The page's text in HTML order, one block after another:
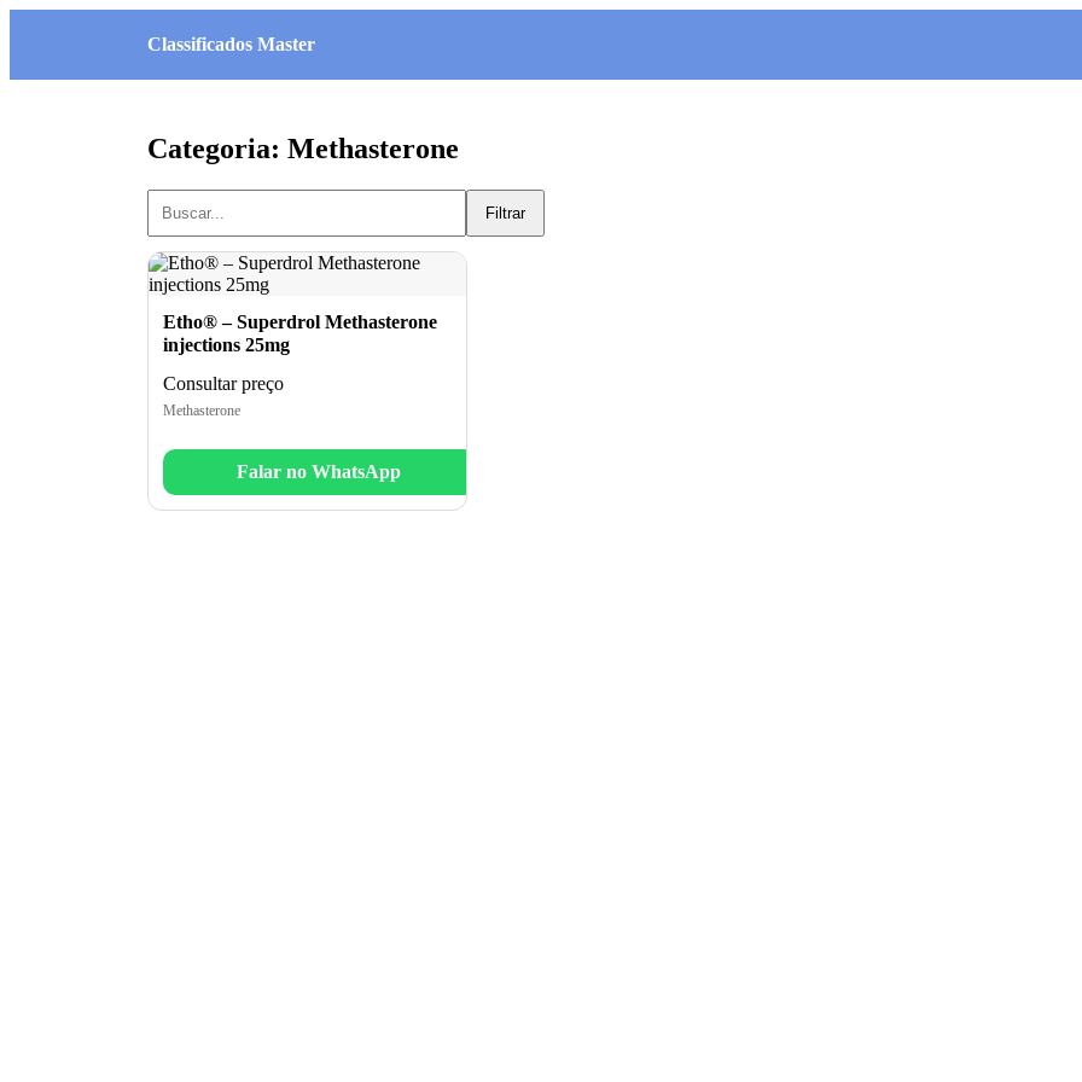
Classificados Master
Categoria: Methasterone
Filtrar
Etho® – Superdrol Methasterone
injections 25mg
Consultar preço
Methasterone
Falar no WhatsApp